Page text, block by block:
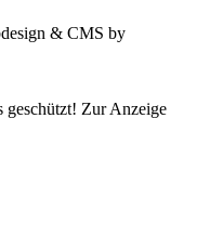
& CMS by
geschützt! Zur Anzeige